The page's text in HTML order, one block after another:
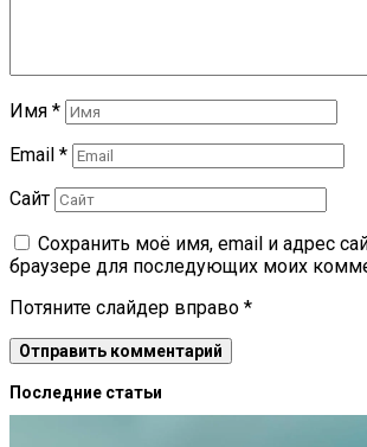
Имя *
Email *
Сайт
Сохранить моё имя, email и адрес
браузере для последующих моих
Потяните слайдер вправо *
Последние статьи